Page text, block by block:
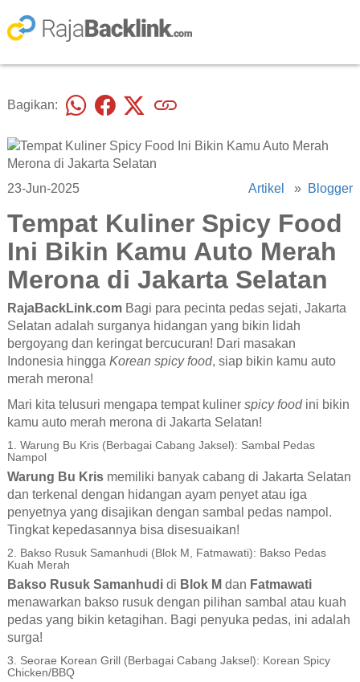
Bagikan:
23-Jun-2025 Artikel » Blogger
Tempat Kuliner Spicy Food
Ini Bikin Kamu Auto Merah
Merona di Jakarta Selatan
RajaBackLink.comBagi para pecinta pedas sejati, Jakarta
Selatan adalah surganya hidangan yang bikin lidah
bergoyang dan keringat bercucuran! Dari masakan
Indonesia hingga Korean spicy food, siap bikin kamu auto
merah merona!
Mari kita telusuri mengapa tempat kuliner spicy foodini bikin
kamu auto merah merona di Jakarta Selatan!
1. Warung Bu Kris (Berbagai Cabang Jaksel): Sambal Pedas
Nampol
Warung Bu Krismemiliki banyak cabang di Jakarta Selatan
dan terkenal dengan hidangan ayam penyet atau iga
penyetnya yang disajikan dengan sambal pedas nampol.
Tingkat kepedasannya bisa disesuaikan!
2. Bakso Rusuk Samanhudi (Blok M, Fatmawati): Bakso Pedas
Kuah Merah
Bakso Rusuk Samanhudidi Blok M dan Fatmawati
menawarkan bakso rusuk dengan pilihan sambal atau kuah
pedas yang bikin ketagihan. Bagi penyuka pedas, ini adalah
surga!
3. Seorae Korean Grill (Berbagai Cabang Jaksel): Korean Spicy
Chicken/BBQ